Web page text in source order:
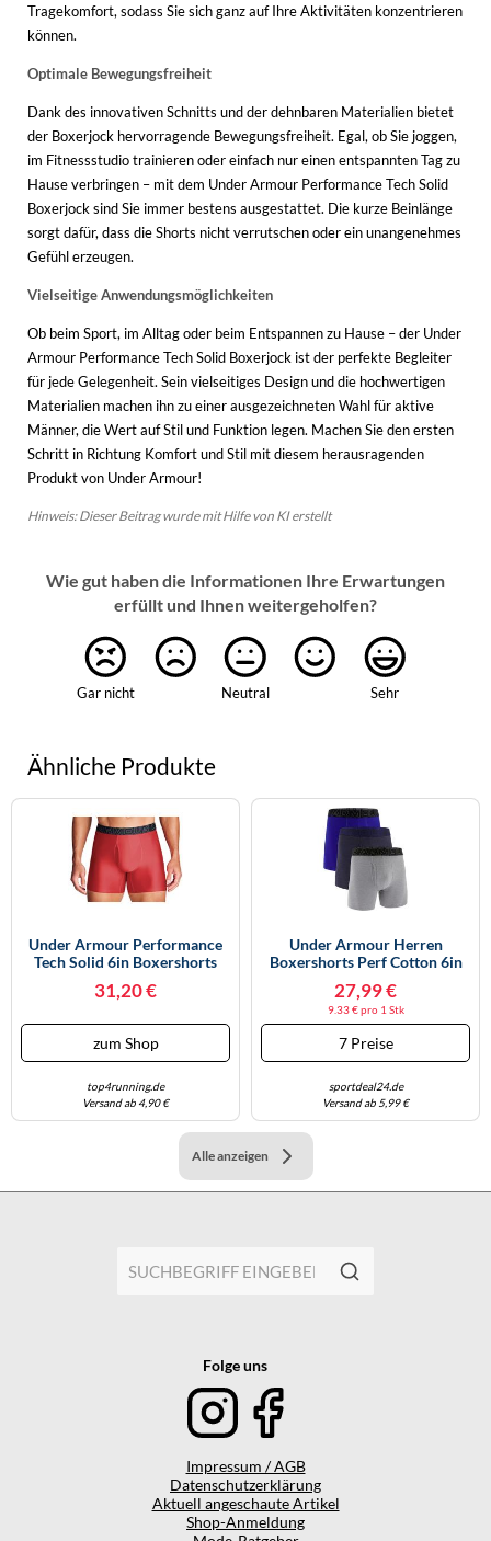
Tragekomfort, sodass Sie sich ganz auf Ihre Aktivitäten konzentrieren
können.
Optimale Bewegungsfreiheit
Dank des innovativen Schnitts und der dehnbaren Materialien bietet
der Boxerjock hervorragende Bewegungsfreiheit. Egal, ob Sie joggen,
im Fitnessstudio trainieren oder einfach nur einen entspannten Tag zu
Hause verbringen – mit dem Under Armour Performance Tech Solid
Boxerjock sind Sie immer bestens ausgestattet. Die kurze Beinlänge
sorgt dafür, dass die Shorts nicht verrutschen oder ein unangenehmes
Gefühl erzeugen.
Vielseitige Anwendungsmöglichkeiten
Ob beim Sport, im Alltag oder beim Entspannen zu Hause – der Under
Armour Performance Tech Solid Boxerjock ist der perfekte Begleiter
für jede Gelegenheit. Sein vielseitiges Design und die hochwertigen
Materialien machen ihn zu einer ausgezeichneten Wahl für aktive
Männer, die Wert auf Stil und Funktion legen. Machen Sie den ersten
Schritt in Richtung Komfort und Stil mit diesem herausragenden
Produkt von Under Armour!
Hinweis: Dieser Beitrag wurde mit Hilfe von KI erstellt
Wie gut haben die Informationen Ihre Erwartungen
erfüllt und Ihnen weitergeholfen?
Gar nicht Neutral Sehr
Ähnliche Produkte
Under Armour Performance
Tech Solid 6in Boxershorts
31,20 €
zum Shop
top4running.de
Versand ab 4,90 €
Under Armour Herren
Boxershorts Perf Cotton 6in
27,99 €
9.33 € pro 1 Stk
7 Preise
sportdeal24.de
Versand ab 5,99 €
Alle anzeigen
Folge uns
Impressum / AGB
Datenschutzerklärung
Aktuell angeschaute Artikel
Shop-Anmeldung